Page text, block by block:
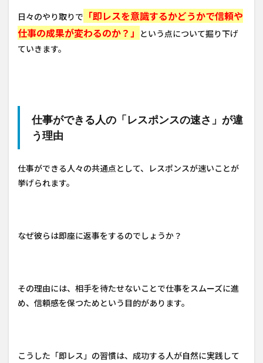
日々のやり取りで 「即レスを意識するかどうかで信頼や
仕事の成果が変わるのか？」 という点について掘り下げ
ていきます。
仕事ができる人の「レスポンスの速さ」が違
う理由
仕事ができる人々の共通点として、レスポンスが速いことが
挙げられます。
なぜ彼らは即座に返事をするのでしょうか？
その理由には、相手を待たせないことで仕事をスムーズに進
め、信頼感を保つためという目的があります。
こうした「即レス」の習慣は、成功する人が自然に実践して